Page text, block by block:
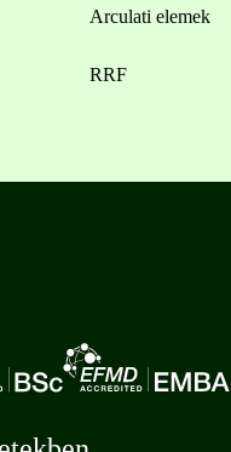
Arculati elemek
RRF